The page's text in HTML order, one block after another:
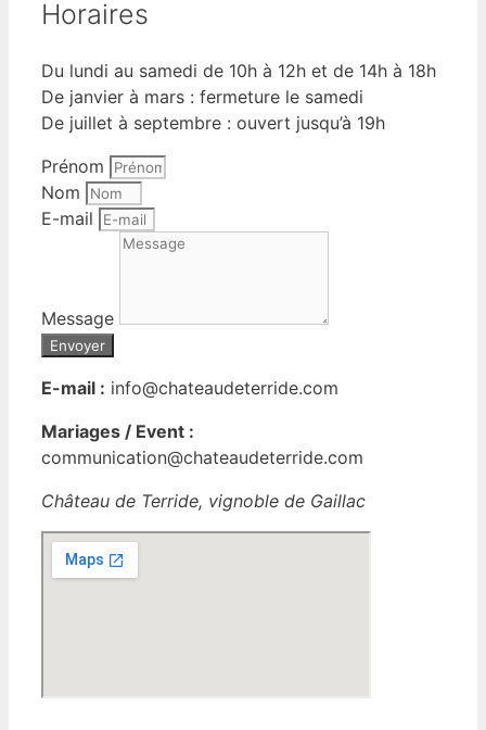
Horaires
Du lundi au samedi de 10h à 12h et de 14h à 18h
De janvier à mars : fermeture le samedi
De juillet à septembre : ouvert jusqu’à 19h
Prénom
Nom
E-mail
Message
Envoyer
E-mail : info@chateaudeterride.com
Mariages / Event :
communication@chateaudeterride.com
Château de Terride, vignoble de Gaillac